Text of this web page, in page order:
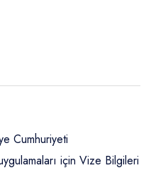
Cumhuriyeti
için Vize Bilgileri